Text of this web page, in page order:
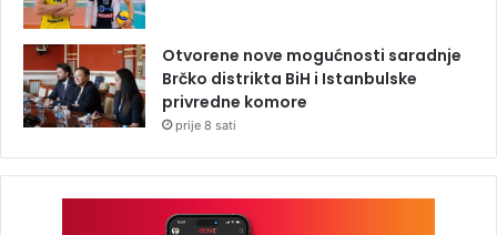
Otvorene nove mogućnosti saradnje
Brčko distrikta BiH i Istanbulske
privredne komore
prije 8 sati